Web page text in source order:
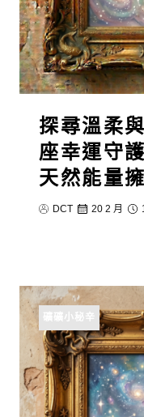
探尋溫柔
座幸運守
天然能量
DCT 20 2 月
礦礦小秘辛